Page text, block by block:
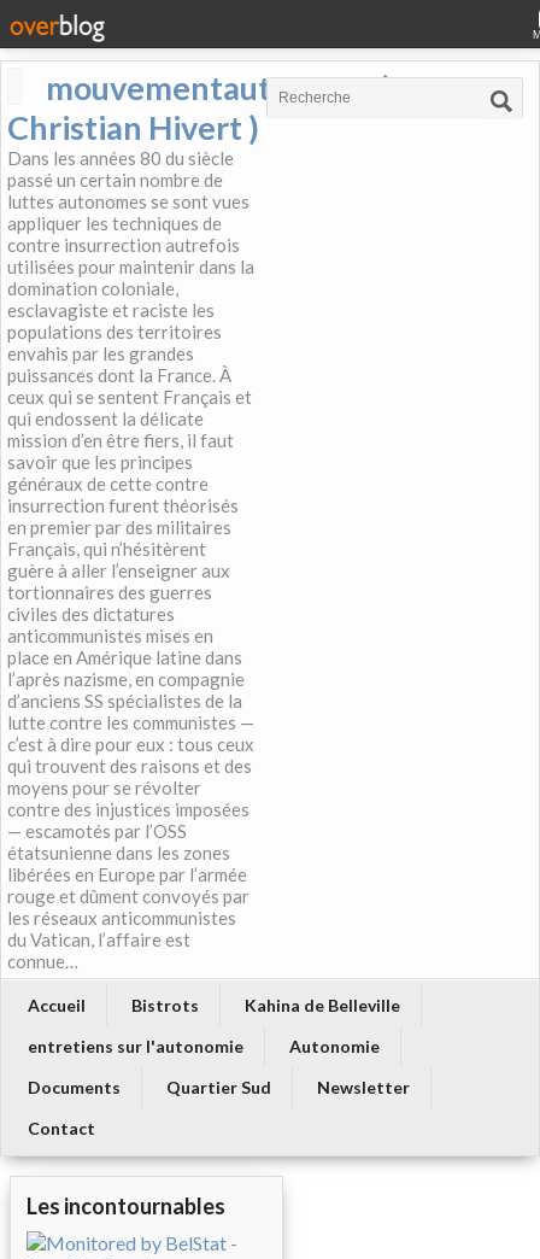
mouvementautonome (
Christian Hivert )
Dans les années 80 du siècle
passé un certain nombre de
luttes autonomes se sont vues
appliquer les techniques de
contre insurrection autrefois
utilisées pour maintenir dans la
domination coloniale,
esclavagiste et raciste les
populations des territoires
envahis par les grandes
puissances dont la France. À
ceux qui se sentent Français et
qui endossent la délicate
mission d’en être fiers, il faut
savoir que les principes
généraux de cette contre
insurrection furent théorisés
en premier par des militaires
Français, qui n’hésitèrent
guère à aller l’enseigner aux
tortionnaires des guerres
civiles des dictatures
anticommunistes mises en
place en Amérique latine dans
l’après nazisme, en compagnie
d’anciens SS spécialistes de la
lutte contre les communistes —
c’est à dire pour eux : tous ceux
qui trouvent des raisons et des
moyens pour se révolter
contre des injustices imposées
— escamotés par l’OSS
étatsunienne dans les zones
libérées en Europe par l’armée
rouge et dûment convoyés par
les réseaux anticommunistes
du Vatican, l’affaire est
connue…
Accueil Bistrots
Kahina de Belleville
entretiens sur l'autonomie
Autonomie
Documents
Quartier Sud
Newsletter
Contact
Les incontournables